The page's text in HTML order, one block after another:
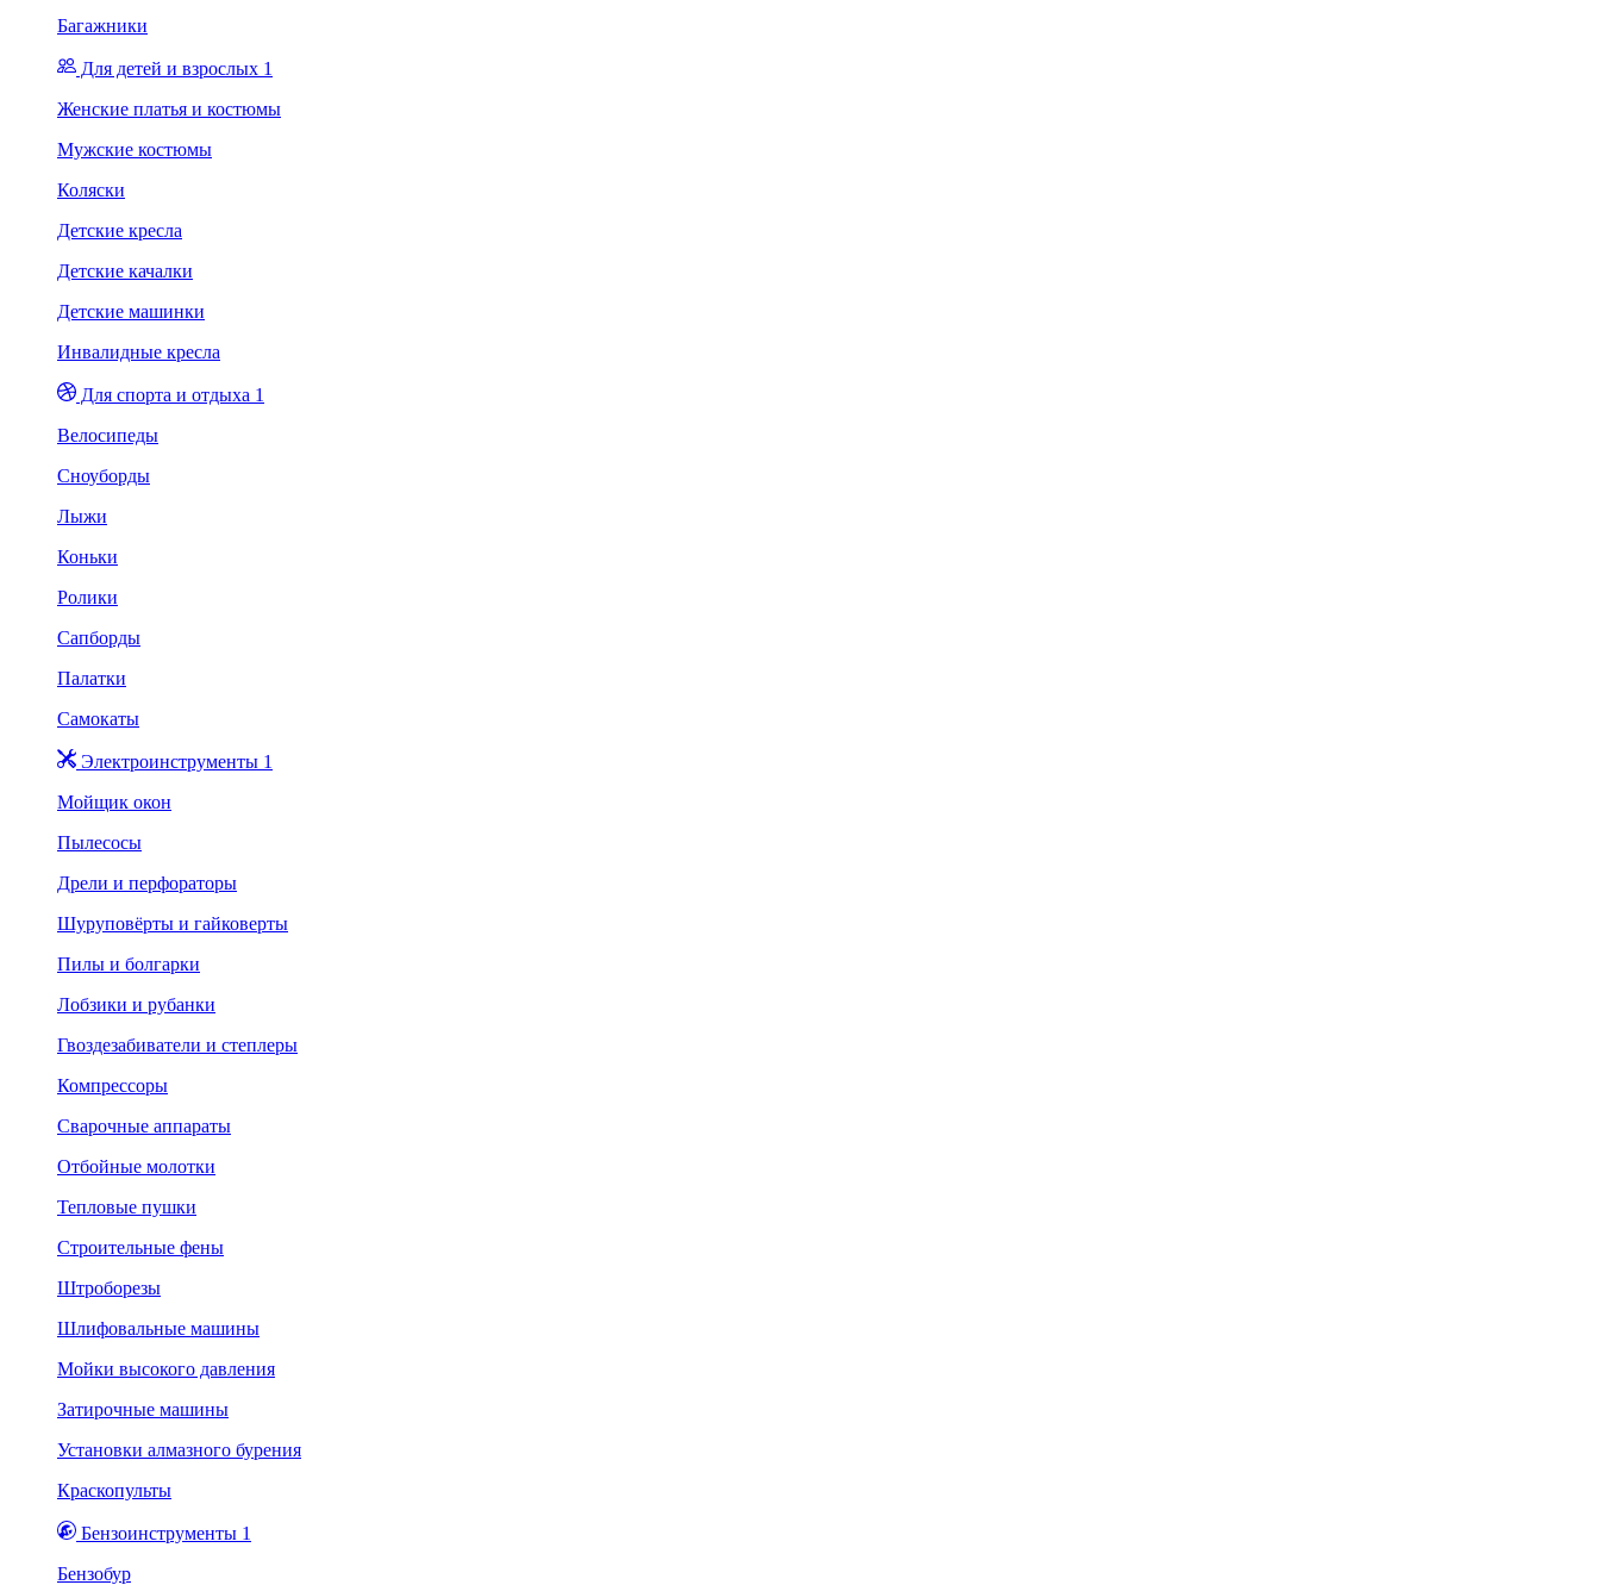
Багажники
Для детей и взрослых 1
Женские платья и костюмы
Мужские костюмы
Коляски
Детские кресла
Детские качалки
Детские машинки
Инвалидные кресла
Для спорта и отдыха 1
Велосипеды
Сноуборды
Лыжи
Коньки
Ролики
Сапборды
Палатки
Самокаты
Электроинструменты 1
Мойщик окон
Пылесосы
Дрели и перфораторы
Шуруповёрты и гайковерты
Пилы и болгарки
Лобзики и рубанки
Гвоздезабиватели и степлеры
Компрессоры
Сварочные аппараты
Отбойные молотки
Тепловые пушки
Строительные фены
Штроборезы
Шлифовальные машины
Мойки высокого давления
Затирочные машины
Установки алмазного бурения
Краскопульты
Бензоинструменты 1
Бензобур